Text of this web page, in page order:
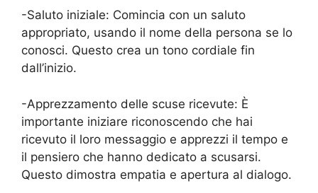
-Saluto iniziale: Comincia con un saluto
appropriato, usando il nome della persona se lo
conosci. Questo crea un tono cordiale fin
dall’inizio.
-Apprezzamento delle scuse ricevute: È
importante iniziare riconoscendo che hai
ricevuto il loro messaggio e apprezzi il tempo e
il pensiero che hanno dedicato a scusarsi.
Questo dimostra empatia e apertura al dialogo.